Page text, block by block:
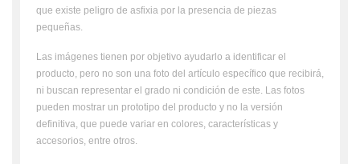
que existe peligro de asfixia por la presencia de piezas
pequeñas.
Las imágenes tienen por objetivo ayudarlo a identificar el
producto, pero no son una foto del artículo específico que recibirá,
ni buscan representar el grado ni condición de este. Las fotos
pueden mostrar un prototipo del producto y no la versión
definitiva, que puede variar en colores, características y
accesorios, entre otros.